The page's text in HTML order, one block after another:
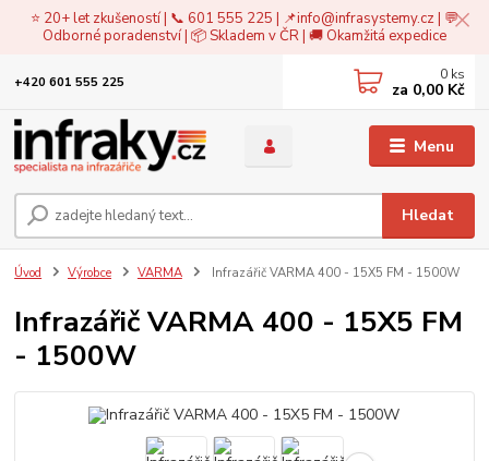
⭐ 20+ let zkušeností | 📞 601 555 225 | 📌info@infrasystemy.cz| 💬
Odborné poradenství | 📦 Skladem v ČR | 🚚 Okamžitá expedice
Menu
Hledat
+420 601 555 225 0 ks
za 0,00 Kč
Úvod Výrobce VARMA Infrazářič VARMA 400 - 15X5 FM - 1500W
Infrazářič VARMA 400 - 15X5 FM
- 1500W